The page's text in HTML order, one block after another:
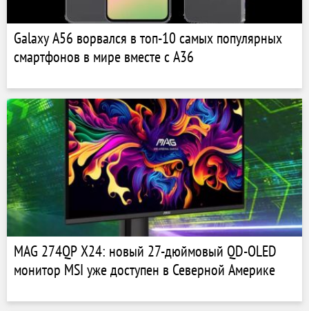
Galaxy A56 ворвался в топ-10 самых популярных
смартфонов в мире вместе с A36
MAG 274QP X24: новый 27-дюймовый QD-OLED
монитор MSI уже доступен в Северной Америке